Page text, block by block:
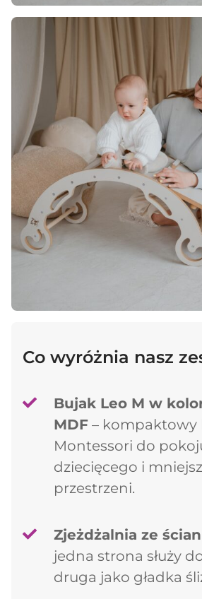
Co wyróżnia nasz
Bujak Leo M w
MDF – kompaktowy
Montessori do
dziecięcego i
przestrzeni.
Zjeżdżalnia ze
jedna strona służy
druga jako gładka